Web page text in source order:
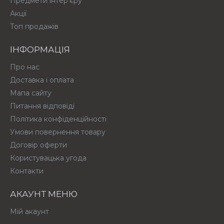
Акції
Топ продажів
ІНФОРМАЦІЯ
Про нас
Доставка і оплата
Мапа сайту
Питання відповіді
Політика конфіденційності
Умови повернення товару
Договір оферти
Користувацька угода
Контакти
АКАУНТ МЕНЮ
Мій акаунт